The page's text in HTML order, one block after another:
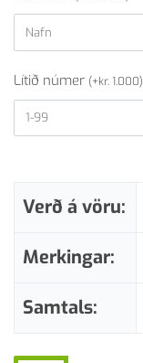
Lítið númer (+kr.1.000)
Verð á vöru:
Merkingar:
Samtals: